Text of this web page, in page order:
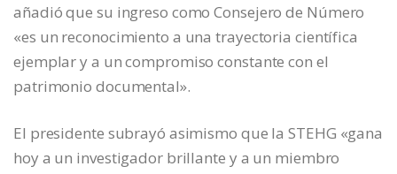
añadió que su ingreso como Consejero de Número
«es un reconocimiento a una trayectoria científica
ejemplar y a un compromiso constante con el
patrimonio documental».
El presidente subrayó asimismo que la STEHG «gana
hoy a un investigador brillante y a un miembro